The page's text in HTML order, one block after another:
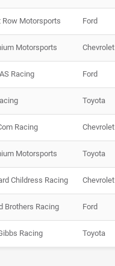
Row Motorsports Ford
Motorsports Chevrolet
Racing Ford
Toyota
Racing Chevrolet
Motorsports Toyota
Childress Racing Chevrolet
Brothers Racing Ford
Racing Toyota